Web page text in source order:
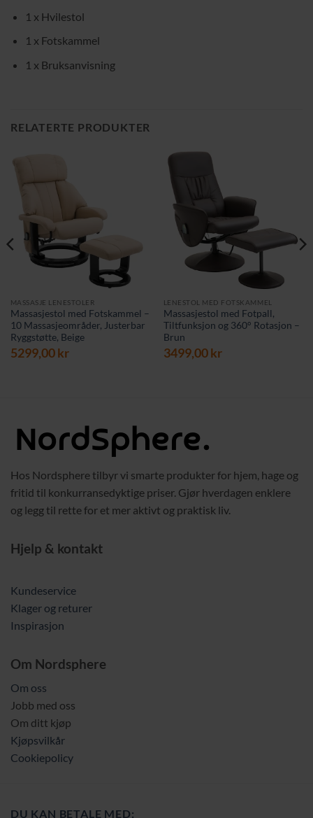
1 x Hvilestol
1 x Fotskammel
1 x Bruksanvisning
RELATERTE PRODUKTER
MASSASJE LENESTOLER
Massasjestol med Fotskammel –
10 Massasjeområder, Justerbar
Ryggstøtte, Beige
5299,00kr
LENESTOL MED FOTSKAMMEL
Massasjestol med Fotpall,
Tiltfunksjon og 360° Rotasjon –
Brun
3499,00kr
Hos Nordsphere tilbyr vi smarte produkter for hjem, hage og
fritid til konkurransedyktige priser. Gjør hverdagen enklere
og legg til rette for et mer aktivt og praktisk liv.
Hjelp & kontakt
Kundeservice
Klager og returer
Inspirasjon
Om Nordsphere
Om oss
Jobb med oss
Om ditt kjøp
Kjøpsvilkår
Cookiepolicy
DU KAN BETALE MED: